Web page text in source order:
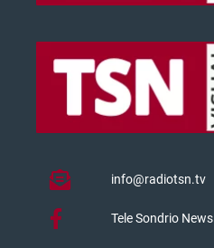
info@radiotsn.tv
Tele Sondrio News